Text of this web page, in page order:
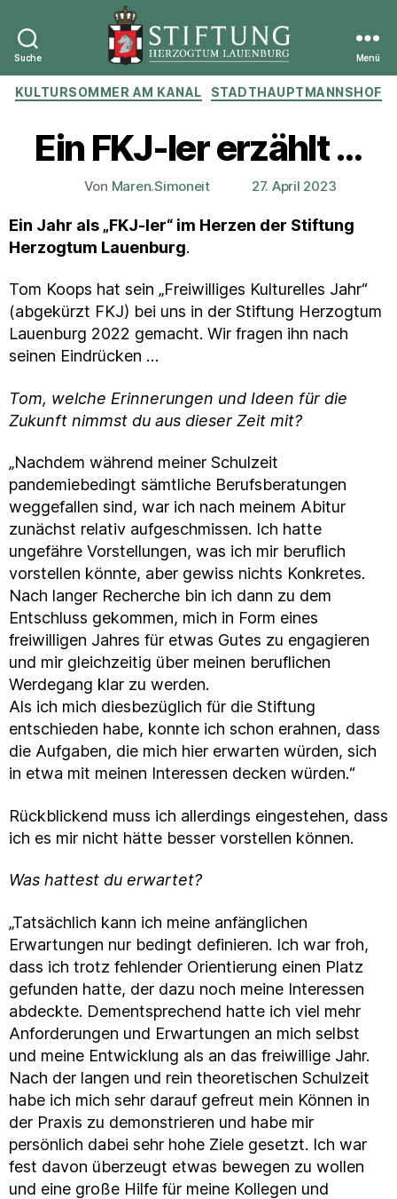
Suche
Stiftung
Herzogtum
Menü
Kategorien
KULTURSOMMER AM KANAL STADTHAUPTMANNSHOF
Ein FKJ-ler erzählt …
Beitragsautor
Von Maren.Simoneit Veröffentlichungsdatum
27. April 2023
Ein Jahr als „FKJ-ler“ im Herzen der Stiftung
Herzogtum Lauenburg.
Tom Koops hat sein „Freiwilliges Kulturelles Jahr“
(abgekürzt FKJ) bei uns in der Stiftung Herzogtum
Lauenburg 2022 gemacht. Wir fragen ihn nach
seinen Eindrücken …
Tom, welche Erinnerungen und Ideen für die
Zukunft nimmst du aus dieser Zeit mit?
„Nachdem während meiner Schulzeit
pandemiebedingt sämtliche Berufsberatungen
weggefallen sind, war ich nach meinem Abitur
zunächst relativ aufgeschmissen. Ich hatte
ungefähre Vorstellungen, was ich mir beruflich
vorstellen könnte, aber gewiss nichts Konkretes.
Nach langer Recherche bin ich dann zu dem
Entschluss gekommen, mich in Form eines
freiwilligen Jahres für etwas Gutes zu engagieren
und mir gleichzeitig über meinen beruflichen
Werdegang klar zu werden.
Als ich mich diesbezüglich für die Stiftung
entschieden habe, konnte ich schon erahnen, dass
die Aufgaben, die mich hier erwarten würden, sich
in etwa mit meinen Interessen decken würden.“
Rückblickend muss ich allerdings eingestehen, dass
ich es mir nicht hätte besser vorstellen können.
Was hattest du erwartet?
„Tatsächlich kann ich meine anfänglichen
Erwartungen nur bedingt definieren. Ich war froh,
dass ich trotz fehlender Orientierung einen Platz
gefunden hatte, der dazu noch meine Interessen
abdeckte. Dementsprechend hatte ich viel mehr
Anforderungen und Erwartungen an mich selbst
und meine Entwicklung als an das freiwillige Jahr.
Nach der langen und rein theoretischen Schulzeit
habe ich mich sehr darauf gefreut mein Können in
der Praxis zu demonstrieren und habe mir
persönlich dabei sehr hohe Ziele gesetzt. Ich war
fest davon überzeugt etwas bewegen zu wollen
und eine große Hilfe für meine Kollegen und